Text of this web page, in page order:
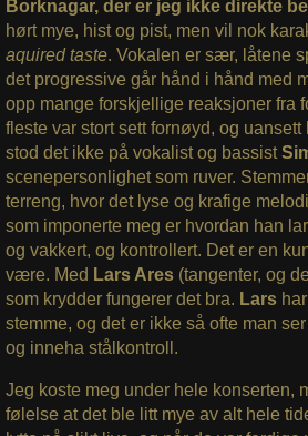
Borknagar, der er jeg ikke direkte
hørt mye, hist og pist, men vil nok
aquired taste. Vokalen er sær, låtene
det progressive går hånd i hånd med
opp mange forskjellige reaksjoner fra
fleste var stort sett fornøyd, og uansett
stod det ikke på vokalist og bassist
scenepersonlighet som ruver.
terreng, hvor det lyse og krafige
som imponerte meg er hvordan han
og vakkert, og kontrollert. Det er en
være. Med Lars Ares(tangenter, og
som krydder fungerer det bra. Lars
stemme, og det er ikke så ofte man
og inneha stålkontroll.
Jeg koste meg under hele konserten,
følelse at det ble litt mye av alt hele